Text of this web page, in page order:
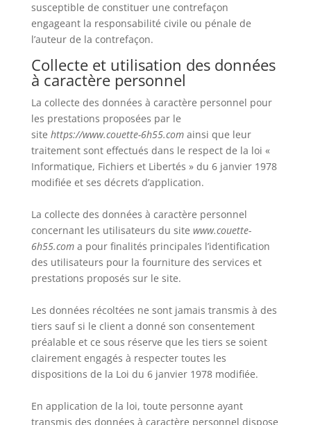
susceptible de constituer une contrefaçon
engageant la responsabilité civile ou pénale de
l’auteur de la contrefaçon.
Collecte et utilisation des données
à caractère personnel
La collecte des données à caractère personnel pour
les prestations proposées par le
site https://www.couette-6h55.com ainsi que leur
traitement sont effectués dans le respect de la loi «
Informatique, Fichiers et Libertés » du 6 janvier 1978
modifiée et ses décrets d’application.
La collecte des données à caractère personnel
concernant les utilisateurs du site www.couette-
6h55.coma pour finalités principales l’identification
des utilisateurs pour la fourniture des services et
prestations proposés sur le site.
Les données récoltées ne sont jamais transmis à des
tiers sauf si le client a donné son consentement
préalable et ce sous réserve que les tiers se soient
clairement engagés à respecter toutes les
dispositions de la Loi du 6 janvier 1978 modifiée.
En application de la loi, toute personne ayant
transmis des données à caractère personnel dispose